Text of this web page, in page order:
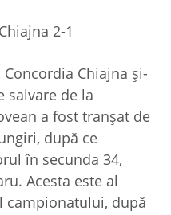
2-1
Chiajna și-
salvare de la
a fost tranșat de
după ce
în secunda 34,
Acesta este al
campionatului, după